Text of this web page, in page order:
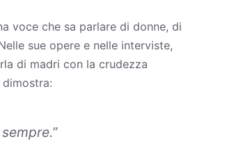
voce che sa parlare di donne, di
sue opere e nelle interviste,
di madri con la crudezza
.”